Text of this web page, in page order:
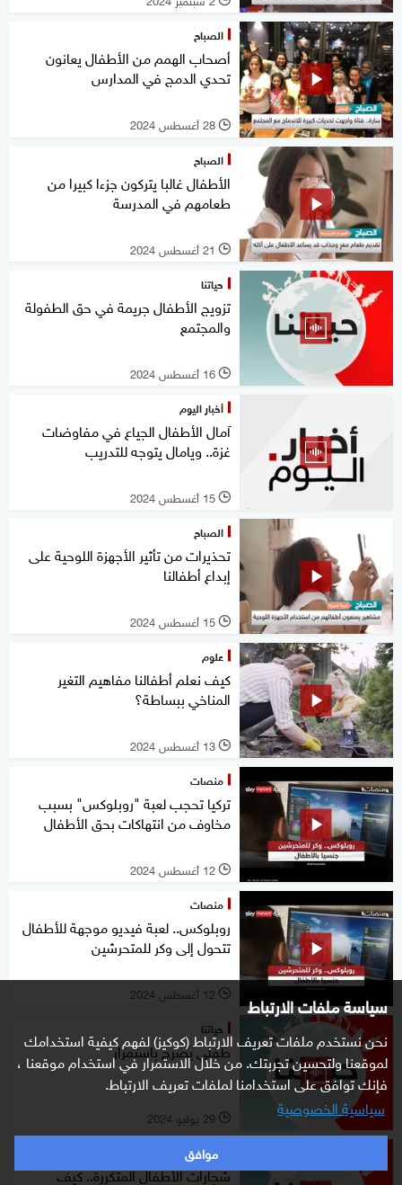
سياسة ملفات الارتباط
نحن نستخدم ملفات تعريف الارتباط (كوكيز) لفهم كيفية استخدامك
لموقعنا ولتحسين تجربتك. من خلال الاستمرار في استخدام موقعنا ،
فإنك توافق على استخدامنا لملفات تعريف الارتباط.
سياسية الخصوصية
موافق
الصباح
أصحاب الهمم من الأطفال يعانون
تحدي الدمج في المدارس
l 28 أغسطس 2024
الصباح
الأطفال غالبا يتركون جزءا كبيرا من
طعامهم في المدرسة
l 21 أغسطس 2024
حياتنا
تزويج الأطفال جريمة في حق الطفولة
والمجتمع
l 16 أغسطس 2024
أخبار اليوم
آمال الأطفال الجياع في مفاوضات
غزة.. ويامال يتوجه للتدريب
l 15 أغسطس 2024
الصباح
تحذيرات من تأثير الأجهزة اللوحية على
إبداع أطفالنا
l 15 أغسطس 2024
علوم
كيف نعلم أطفالنا مفاهيم التغير
المناخي ببساطة؟
l 13 أغسطس 2024
منصات
تركيا تحجب لعبة "روبلوكس" بسبب
مخاوف من انتهاكات بحق الأطفال
l 12 أغسطس 2024
منصات
روبلوكس.. لعبة فيديو موجهة للأطفال
تتحول إلى وكر للمتحرشين
l 12 أغسطس 2024
حياتنا
طفلي يصرخ باستمرار
l 29 يوليو 2024
حياتنا
شجارات الأطفال المتكررة.. كيف